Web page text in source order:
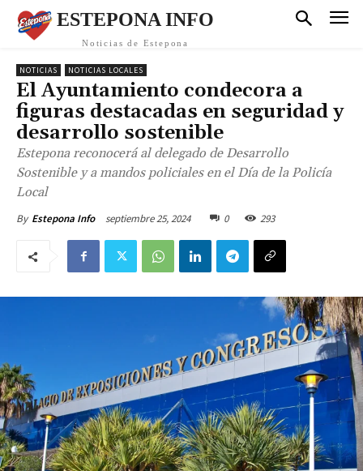
ESTEPONA INFO
Noticias de Estepona
NOTICIAS NOTICIAS LOCALES
El Ayuntamiento condecora a
figuras destacadas en seguridad y
desarrollo sostenible
Estepona reconocerá al delegado de Desarrollo
Sostenible y a mandos policiales en el Día de la Policía
Local
By Estepona Info septiembre 25, 2024 0 293